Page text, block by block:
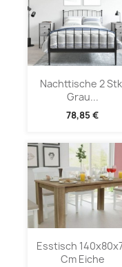
Nachttische 2
Grau...
78,85 €
Esstisch
Cm Eiche